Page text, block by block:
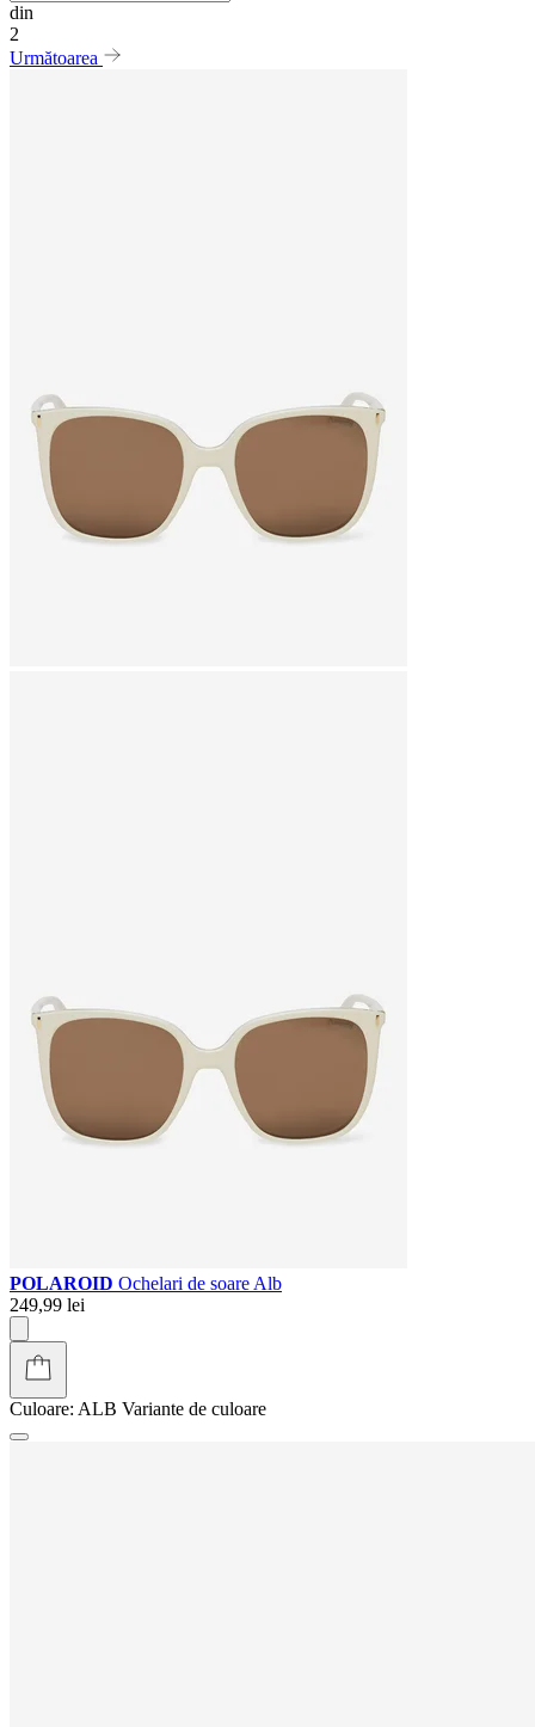
din
2
Următoarea
POLAROID Ochelari de soare Alb
249,99 lei
Culoare: ALB Variante de culoare